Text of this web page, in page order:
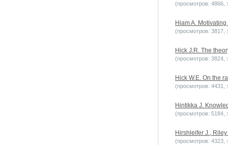
(просмотров: 4866,
Hiam A.
(просмотров: 3817,
Hick J.R. The
(просмотров: 3824,
Hick W.E. On the
(просмотров: 4431,
Hintikka J.
(просмотров: 5184,
Hirshleifer J.,
(просмотров: 4323,